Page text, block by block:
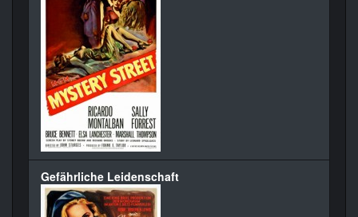
Gefährliche Leidenschaft